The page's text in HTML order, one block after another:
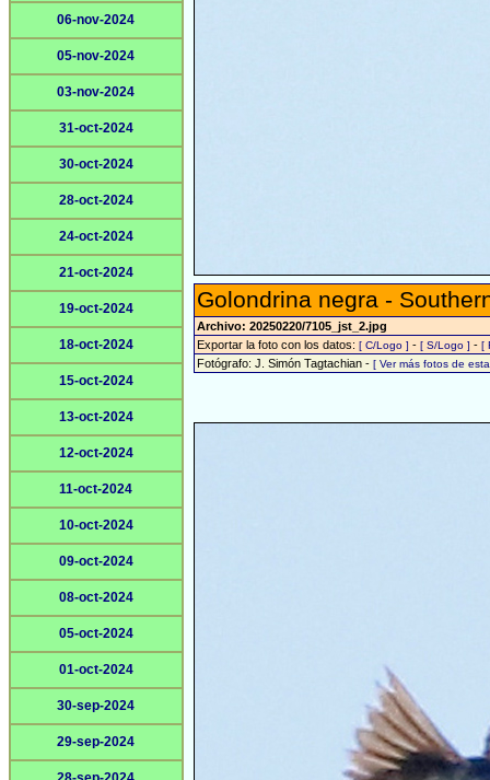
06-nov-2024
05-nov-2024
03-nov-2024
31-oct-2024
30-oct-2024
28-oct-2024
24-oct-2024
21-oct-2024
19-oct-2024
18-oct-2024
15-oct-2024
13-oct-2024
12-oct-2024
11-oct-2024
10-oct-2024
09-oct-2024
08-oct-2024
05-oct-2024
01-oct-2024
30-sep-2024
29-sep-2024
Golondrina negra -
Archivo: 20250220/7105_jst_2.jpg
Exportar la foto con los datos: [ C/Logo ] - [ S/Logo ] - [
Fotógrafo: J. Simón Tagtachian - [ Ver más fotos de